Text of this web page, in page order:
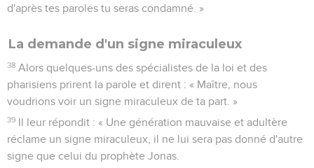
d'après tes paroles tu seras condamné. »
La demande d'un signe miraculeux
38 Alors quelques-uns des spécialistes de la loi et des
pharisiens prirent la parole et dirent : « Maître, nous
voudrions voir un signe miraculeux de ta part. »
39 Il leur répondit : « Une génération mauvaise et adultère
réclame un signe miraculeux, il ne lui sera pas donné d'autre
signe que celui du prophète Jonas.